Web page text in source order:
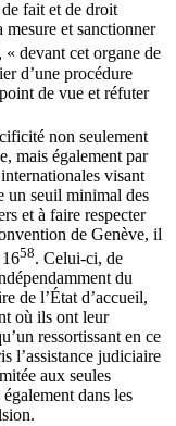
fait et de droit
et sanctionner
« devant cet organe de
d’une procédure
de vue et réfuter
non seulement
mais également par
visant
un seuil minimal des
et à faire respecter
de Genève, il
58. Celui-ci, de
du
de l’État d’accueil,
où ils ont leur
ressortissant en ce
l’assistance judiciaire
aux seules
dans les